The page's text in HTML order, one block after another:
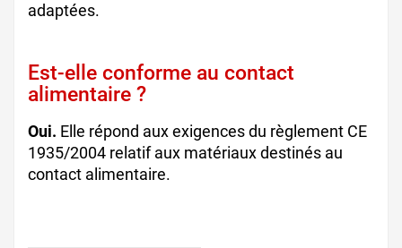
adaptées.
Est-elle conforme au contact
alimentaire ?
Oui. Elle répond aux exigences du règlement CE
1935/2004 relatif aux matériaux destinés au
contact alimentaire.